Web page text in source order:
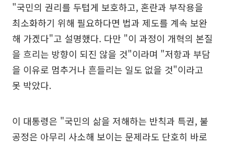
"국민의 권리를 두텁게 보호하고, 혼란과 부작용을
최소화하기 위해 필요하다면 법과 제도를 계속 보완
해 가겠다"고 설명했다. 다만 "이 과정이 개혁의 본질
을 흐리는 방향이 되진 않을 것"이라며 "저항과 부담
을 이유로 멈추거나 흔들리는 일도 없을 것"이라고
못 박았다.
이 대통령은 "국민의 삶을 저해하는 반칙과 특권, 불
공정은 아무리 사소해 보이는 문제라도 단호히 바로